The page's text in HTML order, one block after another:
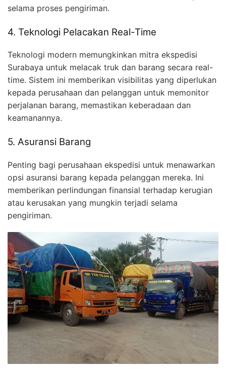
selama proses pengiriman.
4. Teknologi Pelacakan Real-Time
Teknologi modern memungkinkan mitra ekspedisi
Surabaya untuk melacak truk dan barang secara real-
time. Sistem ini memberikan visibilitas yang diperlukan
kepada perusahaan dan pelanggan untuk memonitor
perjalanan barang, memastikan keberadaan dan
keamanannya.
5. Asuransi Barang
Penting bagi perusahaan ekspedisi untuk menawarkan
opsi asuransi barang kepada pelanggan mereka. Ini
memberikan perlindungan finansial terhadap kerugian
atau kerusakan yang mungkin terjadi selama
pengiriman.